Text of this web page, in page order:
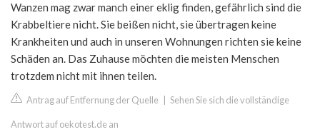
Wanzen mag zwar manch einer eklig finden, gefährlich sind die
Krabbeltiere nicht. Sie beißen nicht, sie übertragen keine
Krankheiten und auch in unseren Wohnungen richten sie keine
Schäden an. Das Zuhause möchten die meisten Menschen
trotzdem nicht mit ihnen teilen.
Antrag auf Entfernung der Quelle Sehen Sie sich die vollständige
Antwort auf oekotest.de an